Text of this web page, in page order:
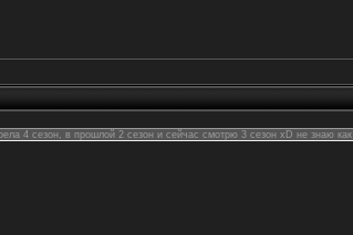
4 сезон, в прошлой 2 сезон и сейчас смотрю 3 сезон хD не знаю